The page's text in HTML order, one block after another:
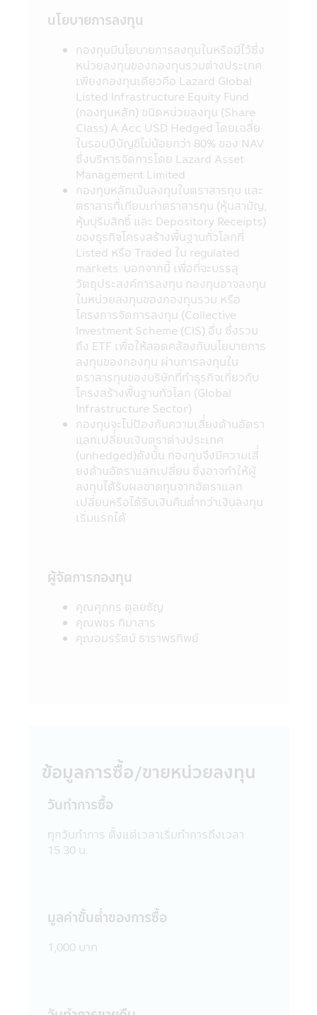
บุคคลที่เกี่ยวข้อง (Connected Person) และ
การลงทุนตามอัตราส่วนที่กำหนดใน
วัตถุประสงค์การลงทุน เป็นต้น ได้ที่สำนักงาน
คณะกรรมการ ก.ล.ต. หรือโดยผ่านเครือข่าย
Internet ของสำนักงานคณะกรรมการ ก.ล.ต.
http://www.sec.or.th
9. กองทุนรวมเป็นนิติบุคคลแยกต่างหากจาก
บริษัทจัดการ ดังนั้นบริษัทจัดการจึงไม่มีภาระ
ผูกพันในการชดเชยผลขาดทุนของกองทุนรวม
ทั้งนี้ ผลการดำเนินงานของกองทุนรวม ไม่ได้ขึ้น
อยู่กับสถานะทางการเงินหรือผลการดำเนินงาน
ของบริษัทจัดการ
10. การลงทุนในกองทุนรวมใดๆ ที่มีรายชื่อ
ปรากฏในแอปพลิเคชันผ่านโทรศัพท์มือถือนี้อยู่
ภายใต้การควบคุมของกฎหมายไทยรวมถึงกฎ
ระเบียบ และข้อบังคับต่างๆ ที่กำหนดไว้ตามพระ
ราชบัญญัติหลักทรัพย์ และตลาดหลักทรัพย์
พ.ศ. 2535 (ที่แก้ไขเพิ่มเติม)
11. ข้อมูลในแอปพลิเคชันผ่านโทรศัพท์มือถือ
นี้เป็นข้อมูลทั่วไป ไม่ใช่คำแนะนำหรือความเห็น
และไม่ถือเป็นการแทนคำแนะนำ หรือมีความมุ่ง
หมายให้ถือเป็นคำเสนอ หรือการเชิญชวนให้
บุคคลใดทำการซื้อ หรือขายผลิตภัณฑ์ด้านการ
ลงทุนประเภทต่าง ๆ ความเสียหายใด ๆ ที่เกิด
ขึ้นแก่ผู้ที่ใช้ข้อมูลหรือตัดสินใจจากเนื้อหาในเว็ป
ไซด์นี้ไม่อาจเรียกร้องได้
12. การที่สำนักงานคณะกรรมการ ก.ล.ต. ได้
อนุมัติให้จัดตั้งและจัดการโครงการของกองทุน
รวมที่ปรากฏอยู่ในแอปพลิเคชันผ่านโทรศัพท์
มือถือนี้ มิได้เป็นการแสดงว่าคณะกรรมการ
ก.ล.ต. และสำนักงานคณะกรรมการ ก.ล.ต. ได้
รับรองถึงความถูกต้องของข้อมูลในหนังสือชี้
ชวน และมิได้ประกันราคาหน่วยลงทุนที่เสนอ
วัดผลการดำเนินงานตามมาตรฐานที่สมาคม
บริษัทจัดการลงทุนกำหนด และผลการดำเนิน
งานในอดีตของกองทุนรวม มิได้เป็นสิ่งยืนยัน
ถึงผลการดำเนินงานในอนาคต
14. ข้อความทั้งหมดที่ปรากฏอยู่ใน
แอปพลิเคชันผ่านโทรศัพท์มือถือนี้ บริษัทจัดการ
15. บริษัทจัดการขอสงวนสิทธิ์ในการแก้ไข
ปรับปรุง หรือเปลี่ยนแปลงข้อมูลใดๆ ใน
จำเป็นต้องแจ้งให้ทราบล่วงหน้า
บริษัทจัดการลงทุนในหลักทรัพย์เพื่อตนเองได้
โดยจะต้องปฏิบัติตามจรรยาบรรณ และ
สามารถกำกับ และดูแลการซื้อขายหลักทรัพย์
ของพนักงานได้
17. บริษัทจัดการ และผู้บริหาร รวมถึง
ชม หรือผู้ลงทุน อันเนื่องมาจากการเข้ามาใช้
นโยบายการลงทุน
กองทุนมีนโยบายการลงทุนในหรือมีไว้ซึ่ง
หน่วยลงทุนของกองทุนรวมต่างประเทศ
เพียงกองทุนเดียวคือ Lazard Global
Listed Infrastructure Equity Fund
(กองทุนหลัก) ชนิดหน่วยลงทุน (Share
Class) A Acc USD Hedged โดยเฉลี่ย
ในรอบปีบัญชีไม่น้อยกว่า 80% ของ NAV
ซึ่งบริหารจัดการโดย Lazard Asset
Management Limited
กองทุนหลักเน้นลงทุนในตราสารทุน และ
ตราสารที่เทียบเท่าตราสารทุน (หุ้นสามัญ,
หุ้นบุริมสิทธิ์ และ Depository Receipts)
ของธุรกิจโครงสร้างพื้นฐานทั่วโลกที่
Listed หรือ Traded ใน regulated
markets นอกจากนี้ เพื่อที่จะบรรลุ
วัตถุประสงค์การลงทุน กองทุนอาจลงทุน
ในหน่วยลงทุนของกองทุนรวม หรือ
โครงการจัดการลงทุน (Collective
Investment Scheme (CIS) อื่น ซึ่งรวม
ถึง ETF เพื่อให้สอดคล้องกับนโยบายการ
ลงทุนของกองทุน ผ่านการลงทุนใน
ตราสารทุนของบริษัทที่ทำธุรกิจเกี่ยวกับ
โครงสร้างพื้นฐานทั่วโลก (Global
Infrastructure Sector)
กองทุนจะไม่ป้องกันความเสี่่ยงด้านอัตรา
แลกเปลี่่ยนเงินตราต่างประเทศ
(unhedged)ดังนั้้น กองทุนจึงมีความเสี่่
ยงด้านอัตราแลกเปลี่ยน ซึ่งอาจทำให้ผู้
ลงทุนได้รับผลขาดทุนจากอัตราแลก
เปลี่ยนหรือได้รับเงินคืนต่ำกว่าเงินลงทุน
เริ่มแรกได้
ผู้จัดการกองทุน
คุณศุภกร ตุลยธัญ
คุณพชร ทิมาสาร
คุณอมรรัตน์ ธาราพรทิพย์
ข้อมูลการซื้อ/ขายหน่วยลงทุน
วันทำการซื้อ
ทุกวันทำการ ตั้งแต่เวลาเริ่มทำการถึงเวลา
15.30 น.
มูลค่าขั้นตํ่าของการซื้อ
1,000 บาท